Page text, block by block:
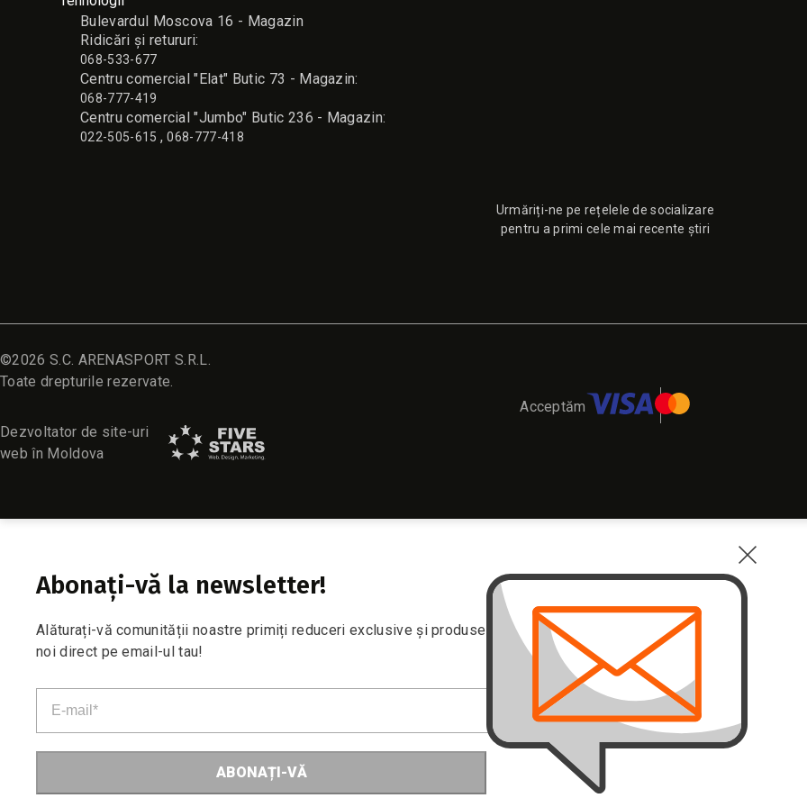
Bulevardul Moscova 16 - Magazin
Ridicări și retururi:
068-533-677
Сentru comercial "Elat" Butic 73 - Magazin:
068-777-419
Сentru comercial "Jumbo" Butic 236 - Magazin:
022-505-615 ,068-777-418
Urmăriți-ne pe rețelele de socializare
pentru a primi cele mai recente știri
©2026 S.C. ARENASPORT S.R.L.
Toate drepturile rezervate.
Acceptăm
Dezvoltator de site-uri
web în Moldova
Abonați-vă la newsletter!
Alăturați-vă comunității noastre primiți reduceri exclusive și produse
noi direct pe email-ul tau!
ABONAȚI-VĂ